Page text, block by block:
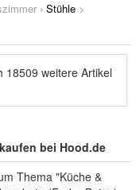
› Stühle >
18509 weitere Artikel
bei Hood.de
Thema "Küche &